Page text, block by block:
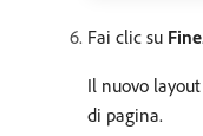
Fai clic su Fine.
Il nuovo
di pagina.